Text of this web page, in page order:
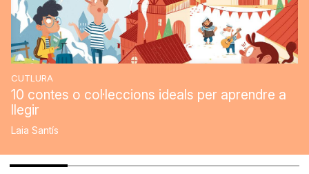
CUTLURA
10 contes o col·leccions ideals per aprendre a
llegir
Laia Santís